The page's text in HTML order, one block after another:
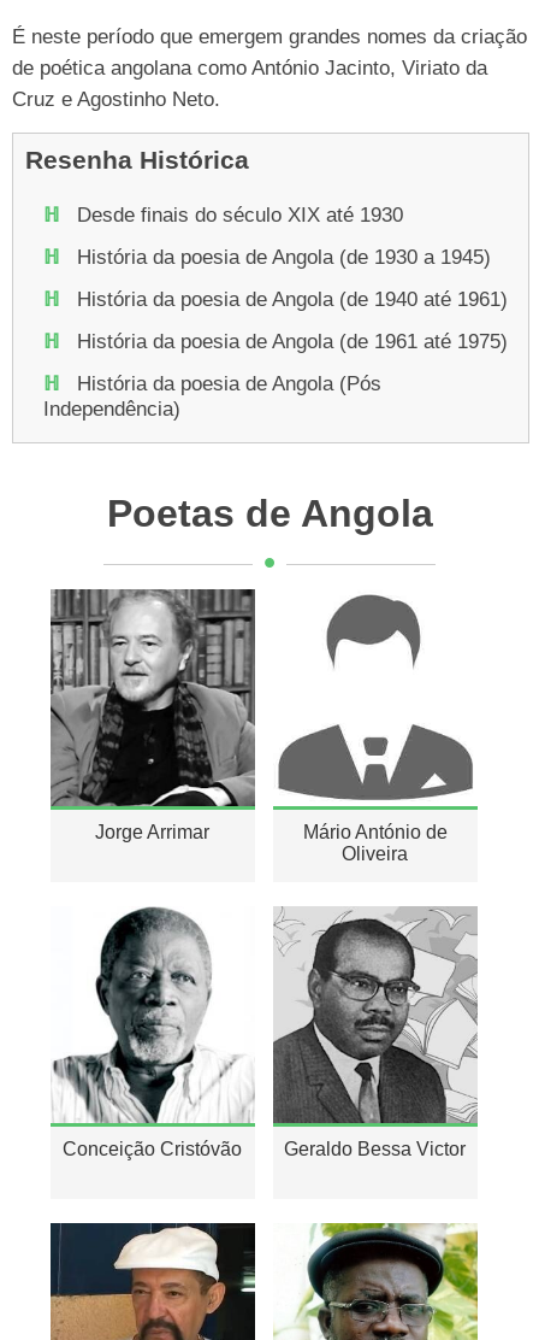
É neste período que emergem grandes nomes da criação
de poética angolana como António Jacinto, Viriato da
Cruz e Agostinho Neto.
Resenha Histórica
Desde finais do século XIX até 1930
História da poesia de Angola (de 1930 a 1945)
História da poesia de Angola (de 1940 até 1961)
História da poesia de Angola (de 1961 até 1975)
História da poesia de Angola (Pós
Independência)
Poetas de Angola
Jorge Arrimar
Mário António de
Oliveira
Conceição Cristóvão Geraldo Bessa Victor